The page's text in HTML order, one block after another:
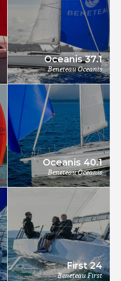
Oceanis 37.1
Beneteau Oceanis
Oceanis 40.1
Beneteau Oceanis
First 24
Beneteau First